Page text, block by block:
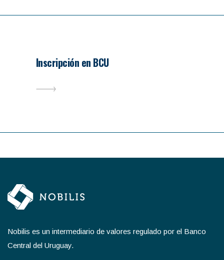
Inscripción en BCU
Nobilis es un intermediario de valores regulado por el Banco
Central del Uruguay.